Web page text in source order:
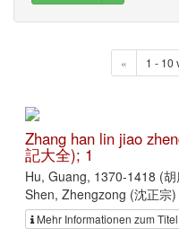
« 1 - 10
Zhang han lin jiao
記大全); 1
Hu, Guang, 1370-1418 (
Shen, Zhengzong (沈正宗)
Mehr Informationen zum Titel